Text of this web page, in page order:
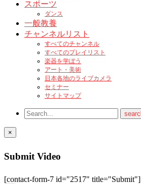
スポーツ
ダンス
一般教養
チャンネルリスト
すべてのチャンネル
すべてのプレイリスト
楽器を学ぼう
アート・美術
日本各地のライブカメラ
セミナー
サイトマップ
×
Submit Video
[contact-form-7 id="2517" title="Submit"]